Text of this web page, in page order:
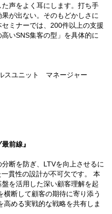
声をよく耳にします。打ち手
が出ない。そのもどかしさに
ミナーでは、200件以上の支援
いSNS集客の型」を具体的に
スユニット マネージャー
前線』
断を防ぎ、LTVを向上させるに
貫性の設計が不可欠です。 本
を活用した深い顧客理解を起
横断して顧客の期待に寄り添う
める実戦的な戦略を共有しま